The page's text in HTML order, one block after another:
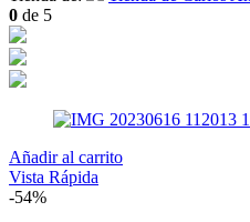
0 de 5
Añadir al carrito
Vista Rápida
-54%